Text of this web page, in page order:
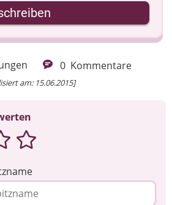
0 Kommentare
am: 15.06.2015]